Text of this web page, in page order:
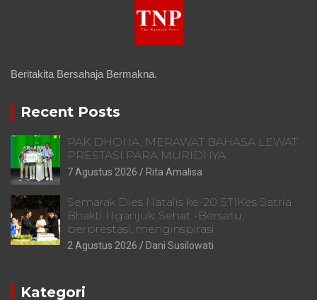
Beritakita Bersahaja Bermakna.
Recent Posts
PAK DHONA, MERAWAT BAHASA LEWAT
PRESTASI PARA MURIDNYA
7 Agustus 2026 Rita Amalisa
Semarak Dies Natalis ke-20 STIKes Satria
Bhakti Nganjuk: Sehat -Bersatu,
berprestasi, menginspirasi
2 Agustus 2026 Dani Susilowati
Kategori